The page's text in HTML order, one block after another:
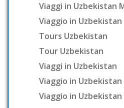
Viaggi in Uzbekistan
Viaggio in Uzbekistan
Tours Uzbekistan
Tour Uzbekistan
Viaggi in Uzbekistan
Viaggio in Uzbekistan
Viaggio in Uzbekistan